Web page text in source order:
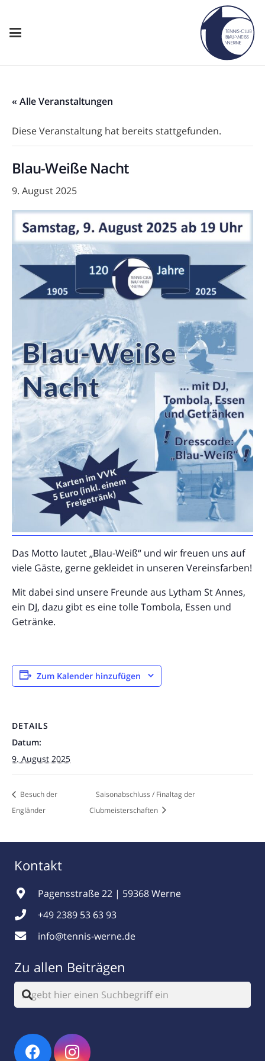
« Alle Veranstaltungen
Diese Veranstaltung hat bereits stattgefunden.
Blau-Weiße Nacht
9. August 2025
Das Motto lautet „Blau-Weiß“ und wir freuen uns auf
viele Gäste, gerne gekleidet in unseren Vereinsfarben!
Mit dabei sind unsere Freunde aus Lytham St Annes,
ein DJ, dazu gibt es eine tolle Tombola, Essen und
Getränke.
Zum Kalender hinzufügen
DETAILS
Datum:
9. August 2025
Besuch der
Engländer
Saisonabschluss / Finaltag der
Clubmeisterschaften
Kontakt
Pagensstraße 22 | 59368 Werne
+49 2389 53 63 93
info@tennis-werne.de
Zu allen Beiträgen